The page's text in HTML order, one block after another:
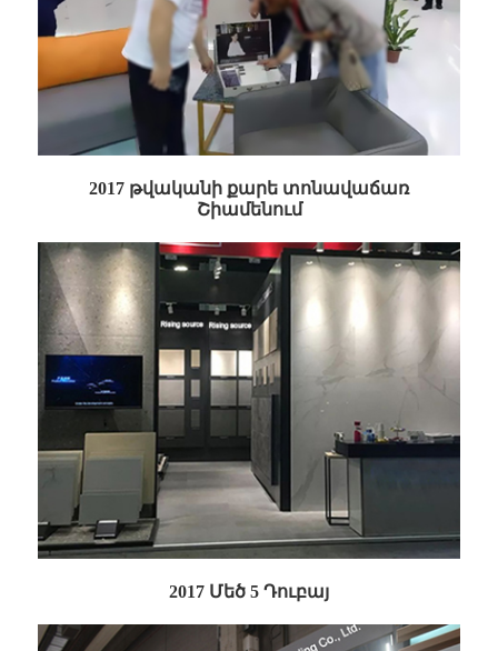
2017 թվականի քարե տոնավաճառ
Շիամենում
2017 Մեծ 5 Դուբայ